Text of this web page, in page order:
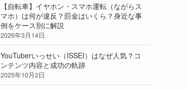
【自転車】イヤホン・スマホ運転（ながらス
マホ）は何が違反？罰金はいくら？身近な事
例をケース別に解説
2026年3月14日
YouTuberいっせい（ISSEI）はなぜ人気？コ
ンテンツ内容と成功の軌跡
2025年10月2日